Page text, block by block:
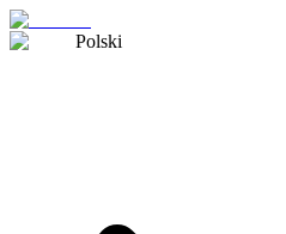
Polski